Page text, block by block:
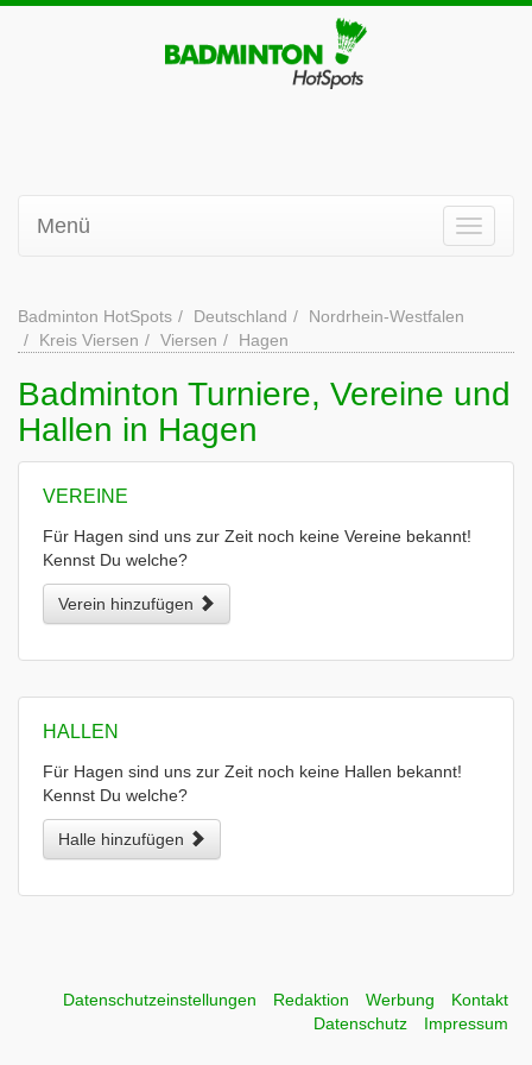
Menü
Badminton HotSpots Deutschland
Nordrhein-Westfalen
Kreis Viersen
Viersen Hagen
Badminton Turniere, Vereine und
Hallen in Hagen
VEREINE
Für Hagen sind uns zur Zeit noch keine Vereine bekannt!
Kennst Du welche?
Verein hinzufügen
HALLEN
Für Hagen sind uns zur Zeit noch keine Hallen bekannt!
Kennst Du welche?
Halle hinzufügen
Datenschutzeinstellungen Redaktion Werbung
Kontakt
Datenschutz
Impressum